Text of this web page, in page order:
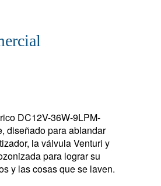
DC12V-36W-9LPM-
diseñado para ablandar
la válvula Venturi y
para lograr su
y las cosas que se laven.